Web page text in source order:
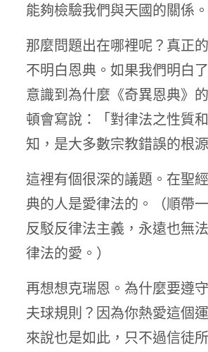
能夠檢驗我們與天國的關係。
那麼問題出在哪裡呢？真正
不明白恩典。如果我們明白
意識到為什麼《奇異恩典》
頓會寫說：「對律法之性質
知，是大多數宗教錯誤的根源
這裡有個很深的議題。在聖
典的人是愛律法的。（順帶
反駁反律法主義，永遠也無
律法的愛。）
再想想克瑞恩。為什麼要遵
夫球規則？因為你熱愛這個
來說也是如此，只不過信徒